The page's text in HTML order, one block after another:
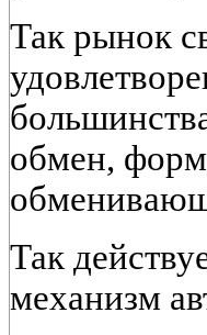
Так рынок
обмен,
Так
механизм